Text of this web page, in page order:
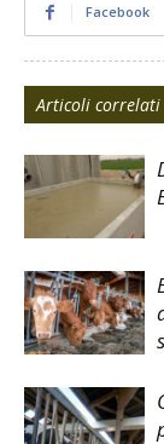
Facebook
Articoli correlati